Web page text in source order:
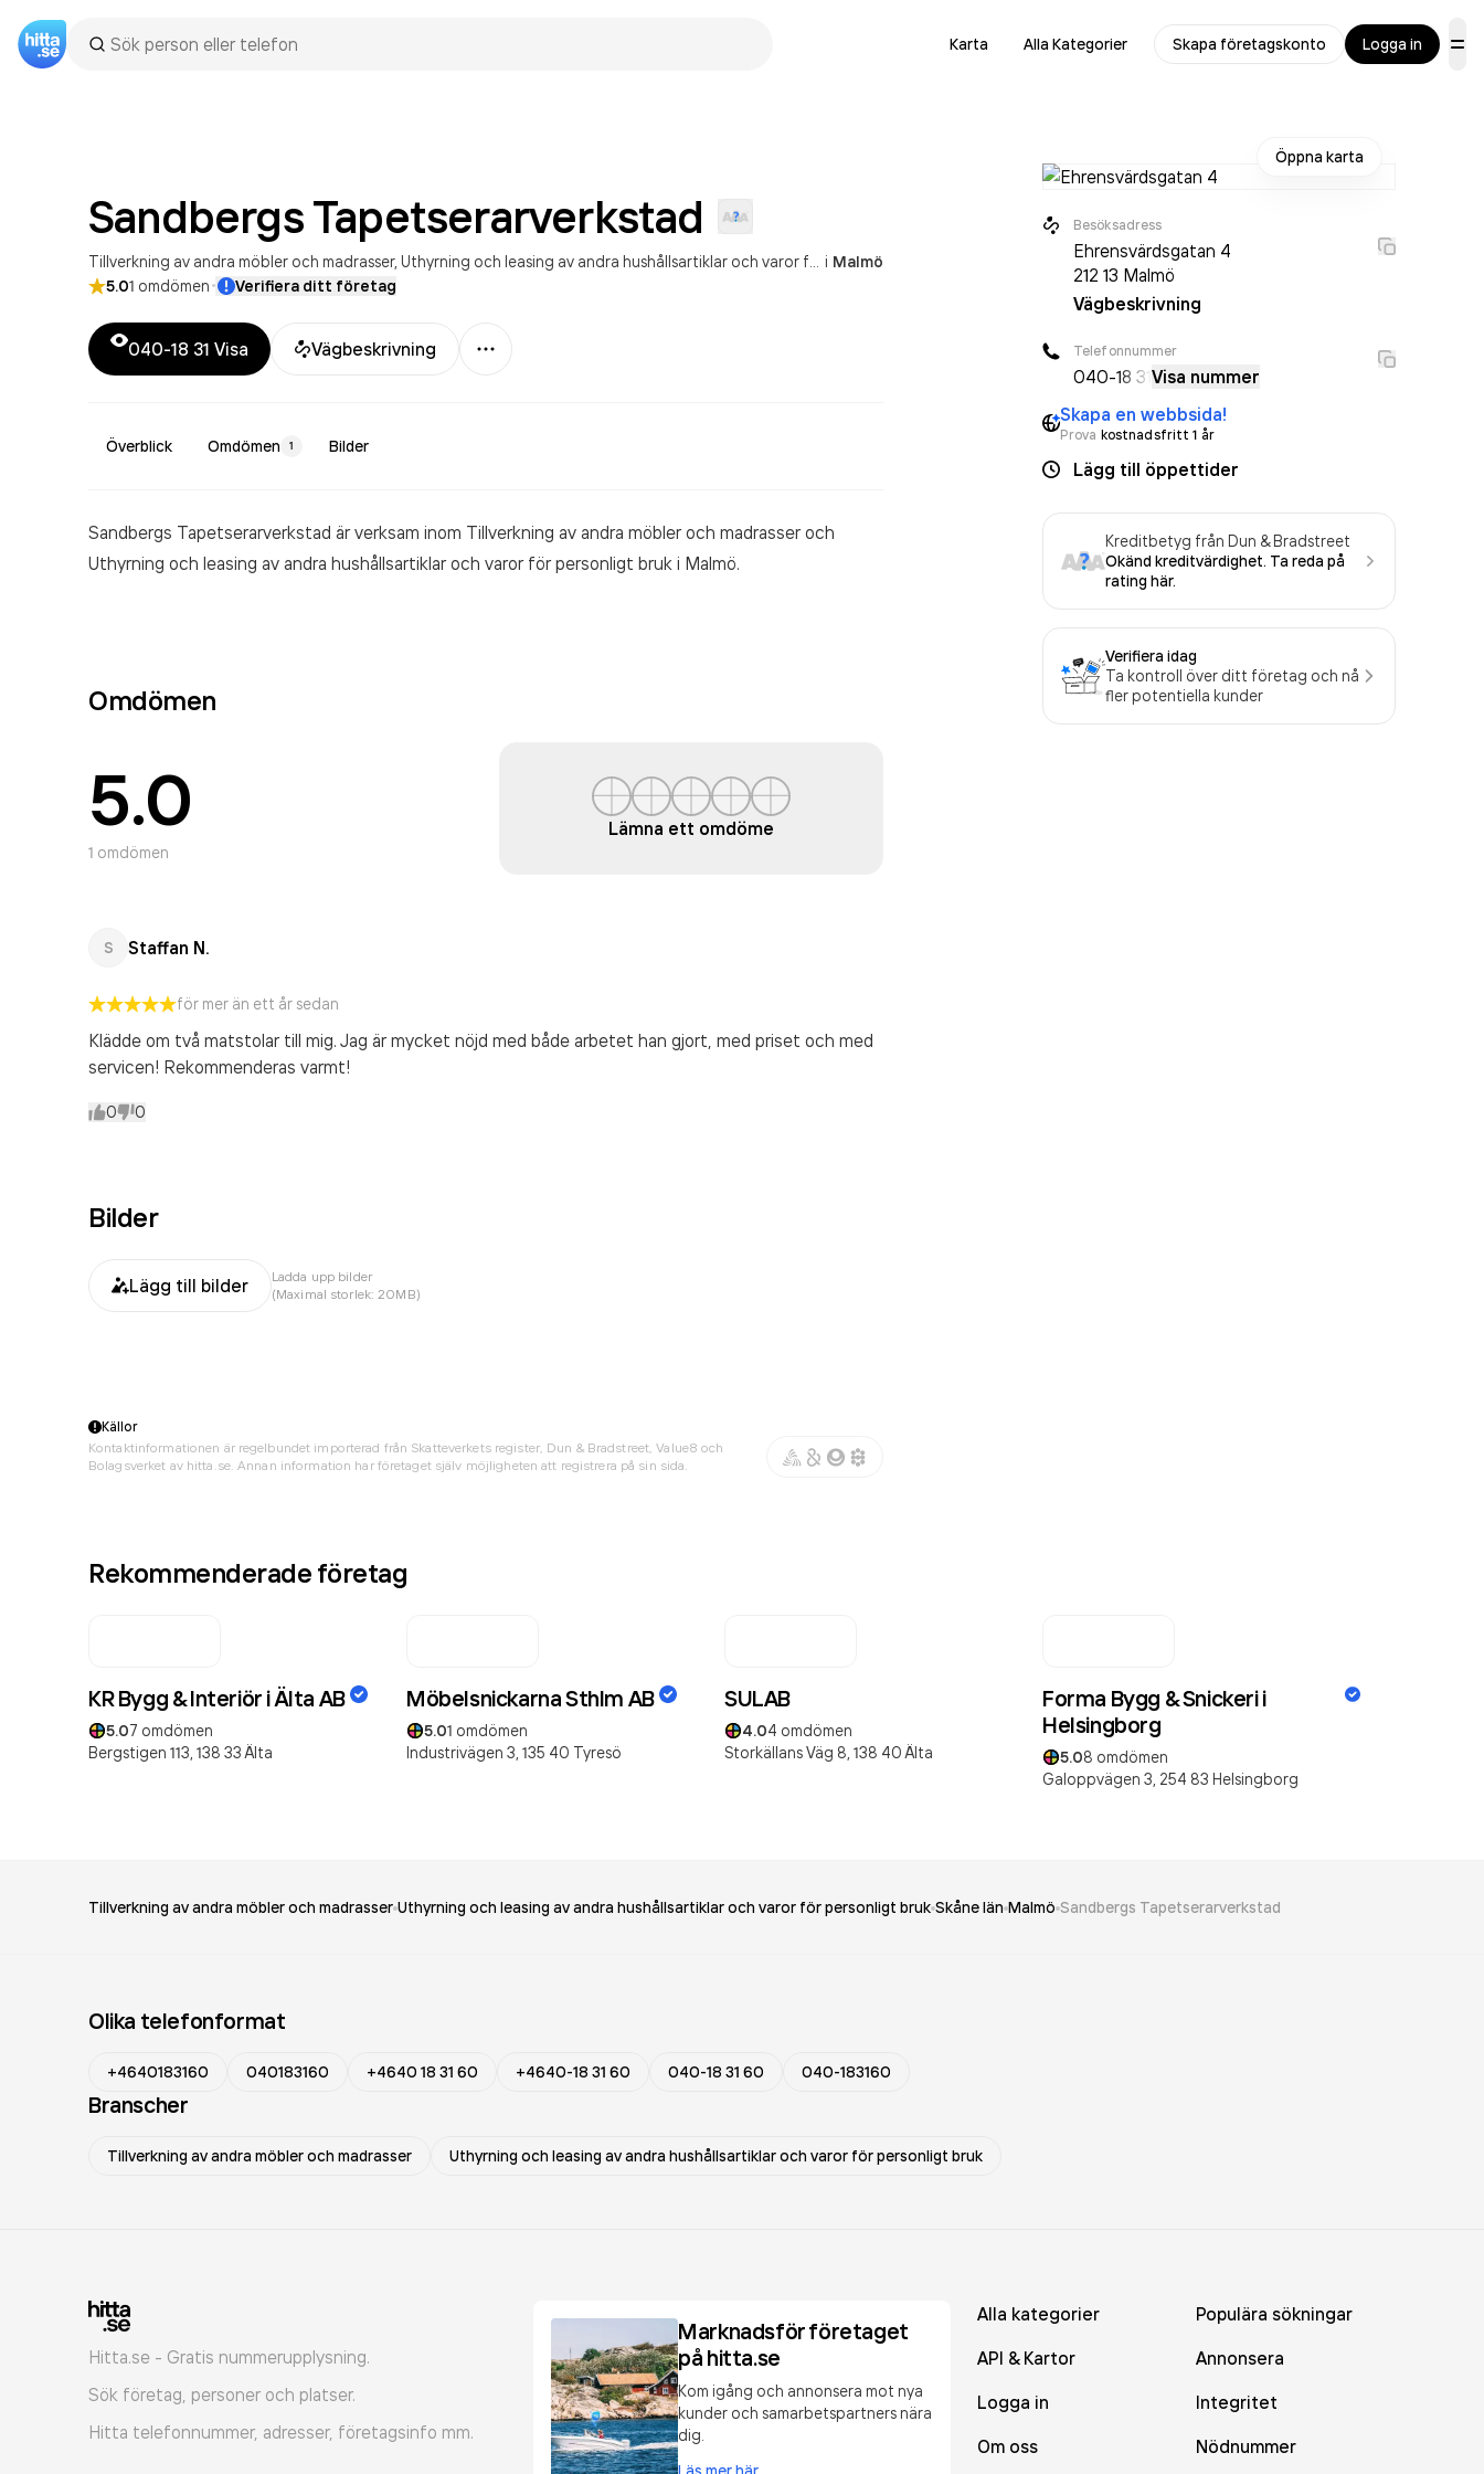
Karta Alla Kategorier Skapa företagskonto Logga in
SandbergsTapetserarverkstad
Tillverkning av andra möbler och madrasser Uthyrning och leasing av andra hushållsartiklar och varor för personligt bruk i Malmö
5.01 omdömen· Verifiera ditt företag
040-18 31 Visa Vägbeskrivning
Mer
Överblick Omdömen 1 Bilder
Sandbergs Tapetserarverkstad är verksam inom Tillverkning av andra möbler och madrasser och
Uthyrning och leasing av andra hushållsartiklar och varor för personligt bruk i Malmö.
Omdömen
5.0
1 omdömen
Lämna ett omdöme
S Staffan N.
för mer än ett år sedan
Klädde om två matstolar till mig. Jag är mycket nöjd med både arbetet han gjort, med priset och med
servicen! Rekommenderas varmt!
0 0
Bilder
Lägg till bilder
Ladda upp bilder
(Maximal storlek: 20MB)
Öppna karta
Besöksadress
Ehrensvärdsgatan 4
212 13 Malmö
Vägbeskrivning
Telefonnummer
040-18 31Visa nummer
Skapa en webbsida!
Prova kostnadsfritt 1 år
Lägg till öppettider
Kreditbetyg från Dun & Bradstreet
Okänd kreditvärdighet. Ta reda på
rating här.
Verifiera idag
Ta kontroll över ditt företag och nå
fler potentiella kunder
Källor
Kontaktinformationen är regelbundet importerad från Skatteverkets register, Dun & Bradstreet, Value8 och
Bolagsverket av hitta.se. Annan information har företaget själv möjligheten att registrera på sin sida.
Rekommenderade företag
KR Bygg & Interiör i Älta AB
5.07 omdömen
Bergstigen 113, 138 33 Älta
Möbelsnickarna Sthlm AB
5.01 omdömen
Industrivägen 3, 135 40 Tyresö
SULAB
4.04 omdömen
Storkällans Väg 8, 138 40 Älta
Forma Bygg & Snickeri i
Helsingborg
5.08 omdömen
Galoppvägen 3, 254 83 Helsingborg
Tillverkning av andra möbler och madrasser Uthyrning och leasing av andra hushållsartiklar och varor för personligt bruk Skåne län Malmö Sandbergs Tapetserarverkstad
Olika telefonformat
+4640183160 040183160 +4640 18 31 60 +4640-18 31 60 040-18 31 60 040-183160
Branscher
Tillverkning av andra möbler och madrasser Uthyrning och leasing av andra hushållsartiklar och varor för personligt bruk
Hitta.se - Gratis nummerupplysning.
Sök företag, personer och platser.
Hitta telefonnummer, adresser, företagsinfo mm.
Marknadsför företaget
på hitta.se
Kom igång och annonsera mot nya
kunder och samarbetspartners nära
dig.
Alla kategorier
Populära sökningar
API & Kartor
Annonsera
Logga in
Integritet
Om oss
Nödnummer